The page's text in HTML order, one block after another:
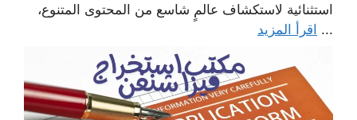
استثنائية لاستكشاف عالمٍ شاسع من المحتوى المتنوع،
... اقرأ المزيد